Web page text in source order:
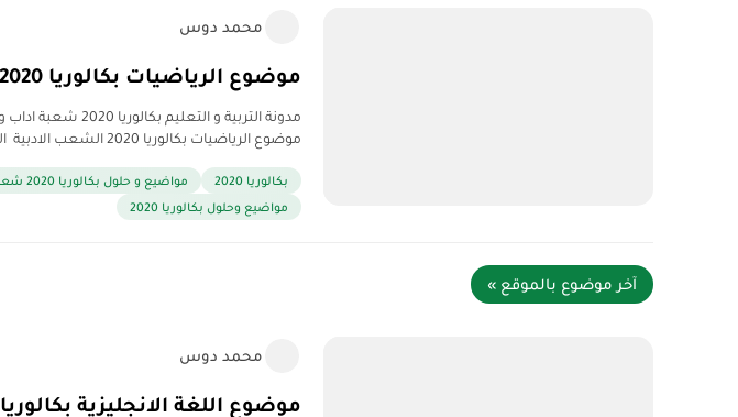
محمد دوس
موضوع الرياضيات بكالوريا 2020 الشعب الادبية
موضوع الرياضيات بكالوريا 2020 الشعب الادبية السلام عليكم و رحمة الله ، مرحبا…
بكالوريا 2020
مواضيع و حلول بكالوريا 2020 شعبة اداب و فلسفة
مواضيع وحلول بكالوريا 2020
آخر موضوع بالموقع »
محمد دوس
موضوع اللغة الانجليزية بكالوريا 2020 شعبة اداب و …